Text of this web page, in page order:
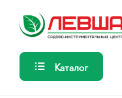
Каталог